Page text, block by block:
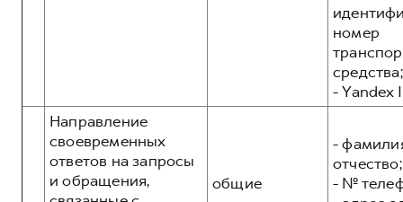
номер
средства;
- Yandex
Направление
своевременных
ответов на запросы
и обращения,
общие
-
отчество;
- №